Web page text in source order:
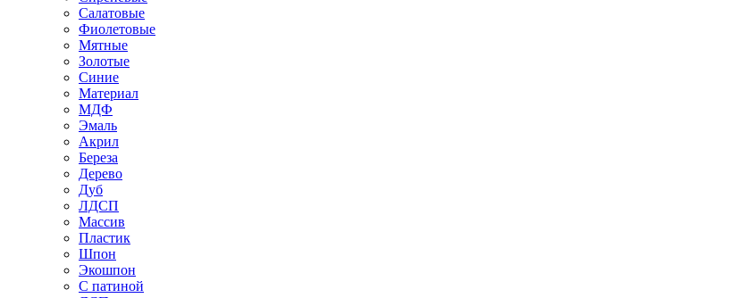
Салатовые
Фиолетовые
Мятные
Золотые
Синие
Материал
МДФ
Эмаль
Акрил
Береза
Дерево
Дуб
ЛДСП
Массив
Пластик
Шпон
Экошпон
С патиной